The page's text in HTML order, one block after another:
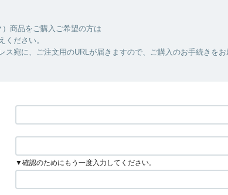
商品をご購入ご希望の方は
ください。
ス宛に、ご注文用のURLが届きますので、ご購入のお手続きを
▼確認のためにもう一度入力してください。